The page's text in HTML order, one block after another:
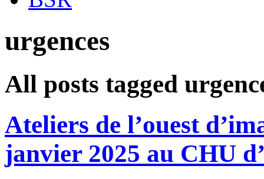
urgences
All posts tagged
Ateliers de l’ouest
janvier 2025 au CHU